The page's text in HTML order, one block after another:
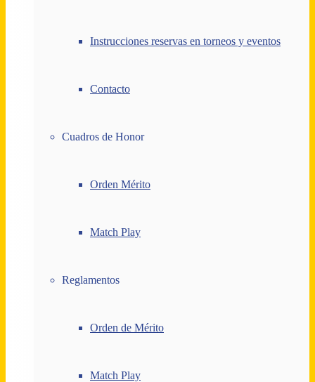
Instrucciones reservas en torneos y eventos
Contacto
Cuadros de Honor
Orden Mérito
Match Play
Reglamentos
Orden de Mérito
Match Play